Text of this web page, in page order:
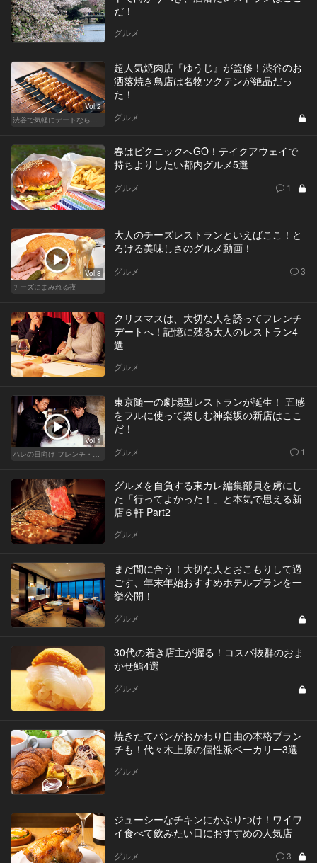
だ！
グルメ
Vol.2
超人気焼肉店『ゆうじ』が監修！渋谷のお
洒落焼き鳥店は名物ツクテンが絶品だっ
た！
グルメ
春はピクニックへGO！テイクアウェイで
持ちよりしたい都内グルメ5選
グルメ 1
Vol.8
チーズにまみれる夜
大人のチーズレストランといえばここ！と
ろける美味しさのグルメ動画！
グルメ 3
クリスマスは、大切な人を誘ってフレンチ
デートへ！記憶に残る大人のレストラン4
選
グルメ
Vol.1
東京随一の劇場型レストランが誕生！ 五感
をフルに使って楽しむ神楽坂の新店はここ
だ！
グルメ 1
グルメを自負する東カレ編集部員を虜にし
た「行ってよかった！」と本気で思える新
店６軒 Part2
グルメ
まだ間に合う！大切な人とおこもりして過
ごす、年末年始おすすめホテルプランを一
挙公開！
グルメ
30代の若き店主が握る！コスパ抜群のおま
かせ鮨4選
グルメ
焼きたてパンがおかわり自由の本格ブラン
チも！代々木上原の個性派ベーカリー3選
グルメ
ジューシーなチキンにかぶりつけ！ワイワ
イ食べて飲みたい日におすすめの人気店
グルメ 3